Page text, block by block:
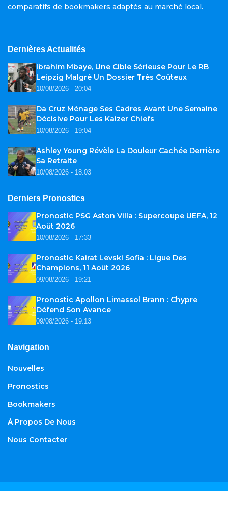
comparatifs de bookmakers adaptés au marché local.
Dernières Actualités
Ibrahim Mbaye, Une Cible Sérieuse Pour Le RB
Leipzig Malgré Un Dossier Très Coûteux
10/08/2026 - 20:04
Da Cruz Ménage Ses Cadres Avant Une Semaine
Décisive Pour Les Kaizer Chiefs
10/08/2026 - 19:04
Ashley Young Révèle La Douleur Cachée Derrière
Sa Retraite
10/08/2026 - 18:03
Derniers Pronostics
Pronostic PSG Aston Villa : Supercoupe UEFA, 12
Août 2026
10/08/2026 - 17:33
Pronostic Kairat Levski Sofia : Ligue Des
Champions, 11 Août 2026
09/08/2026 - 19:21
Pronostic Apollon Limassol Brann : Chypre
Défend Son Avance
09/08/2026 - 19:13
Navigation
Nouvelles
Pronostics
Bookmakers
À Propos De Nous
Nous Contacter